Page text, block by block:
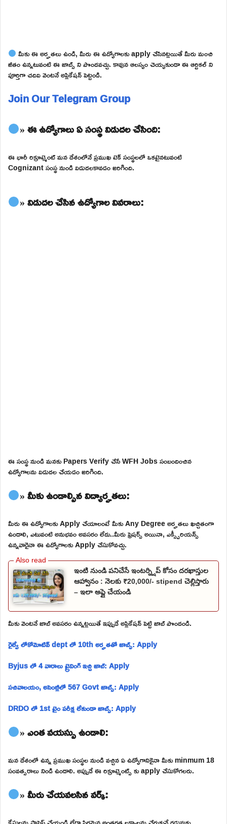
మీకు ఈ అర్హతలు ఉండి, మీరు ఈ ఉద్యోగాలకు apply చేసినట్లయితే మీరు మంచి
జీతం ఉన్నటువంటి ఈ జాబ్స్ ని పొందవచ్చు. కావున ఆలస్యం చెయ్యకుండా ఈ ఆర్టికల్ ని
పూర్తిగా చదివి వెంటనే అప్లికేషన్ పెట్టండి.
Join Our Telegram Group
» ఈ ఉద్యోగాలు ఏ సంస్థ విడుదల చేసింది:
ఈ భారీ రిక్రూట్మెంట్ మన దేశంలోనే ప్రముఖ టెక్ సంస్థలలో ఒకటైనటువంటి
Cognizant సంస్థ నుండి విడుదలకావడం జరిగింది.
» విడుదల చేసిన ఉద్యోగాల వివరాలు:
ఈ సంస్థ నుండి మనకు Papers Verify చేసే WFH Jobs సంబందించిన
ఉద్యోగాలను విడుదల చేయడం జరిగింది.
» మీకు ఉండాల్సిన విద్యార్హతలు:
మీరు ఈ ఉద్యోగాలకు Apply చేయాలంటే మీకు Any Degree అర్హతలు ఖచ్చితంగా
ఉండాలి, ఎటువంటి అనుభవం అవసరం లేదు..మీరు ఫ్రెషర్స్ అయినా, ఎక్స్పీరియన్స్
ఉన్నవారైనా ఈ ఉద్యోగాలకు Apply చేసుకోవచ్చు.
ఇంటి నుండి పనిచేసే ఇంటర్న్షిప్ కోసం దరఖాస్తుల
ఆహ్వానం : నెలకు ₹20,000/- stipend చెల్లిస్తారు
– ఇలా అప్లై చేయండి
మీకు వెంటనే జాబ్ అవసరం ఉన్నట్లయితే ఇప్పుడే అప్లికేషన్ పెట్టి జాబ్ పొందండి.
రైల్వే లోకోమోటివ్ dept లో 10th అర్హతతో జాబ్స్: Apply
Byjus లో 4 వారాలు ట్రైనింగ్ ఇచ్చి జాబ్: Apply
సచివాలయం, అసెంబ్లీలో 567 Govt జాబ్స్: Apply
DRDO లో 1st టైం పరీక్ష లేకుండా జాబ్స్: Apply
» ఎంత వయస్సు ఉండాలి:
మన దేశంలో ఉన్న ప్రముఖ సంస్థల నుండి వచ్చిన ఏ ఉద్యోగానికైనా మీకు minmum 18
సంవత్సరాలు నిండి ఉండాలి. అప్పుడే ఈ రిక్రూట్మెంట్స్ కు apply చేసుకోగలరు.
» మీరు చేయవలసిన వర్క్: